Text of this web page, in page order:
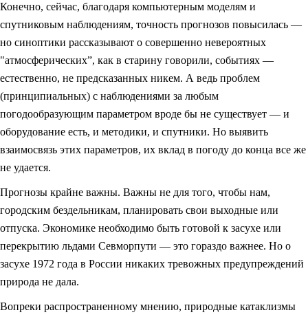
Конечно, сейчас, благодаря компьютерным моделям и
спутниковым наблюдениям, точность прогнозов повысилась —
но синоптики рассказывают о совершенно невероятных
"атмосферических”, как в старину говорили, событиях —
естественно, не предсказанных никем. А ведь проблем
(принципиальных) с наблюдениями за любым
погодообразующим параметром вроде бы не существует — и
оборудование есть, и методики, и спутники. Но выявить
взаимосвязь этих параметров, их вклад в погоду до конца все же
не удается.
Прогнозы крайне важны. Важны не для того, чтобы нам,
городским бездельникам, планировать свои выходные или
отпуска. Экономике необходимо быть готовой к засухе или
перекрытию льдами Севморпути — это гораздо важнее. Но о
засухе 1972 года в России никаких тревожных предупреждений
природа не дала.
Вопреки распространенному мнению, природные катаклизмы